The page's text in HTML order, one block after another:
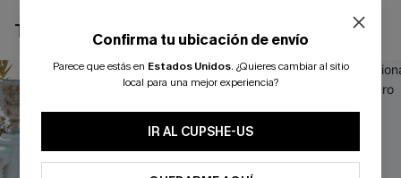
TAMBIÉN TE PUEDE GUSTAR
Confirma tu ubicación de envío
Parece que estás en Estados Unidos. ¿Quieres cambiar al sitio
local para una mejor experiencia?
IR AL CUPSHE-US